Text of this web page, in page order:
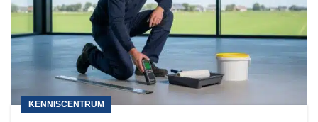
KENNISCENTRUM